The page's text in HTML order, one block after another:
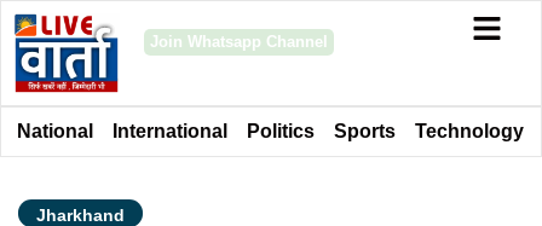
Join Whatsapp Channel
National International Politics Sports Technology
Jharkhand